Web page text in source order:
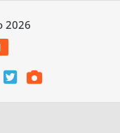
2026